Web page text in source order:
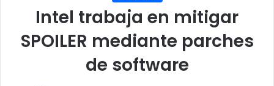
Intel trabaja en mitigar
SPOILER mediante parches
de software